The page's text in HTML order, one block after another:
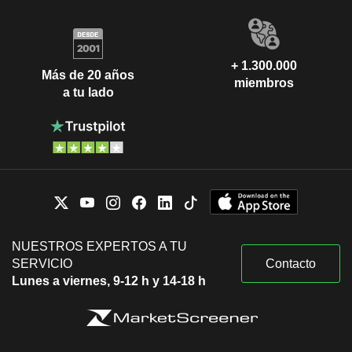
Más de 20 años
a tu lado
+ 1.300.000
miembros
NUESTROS EXPERTOS A TU
SERVICIO
Lunes a viernes, 9-12 h y 14-18 h
Contacto